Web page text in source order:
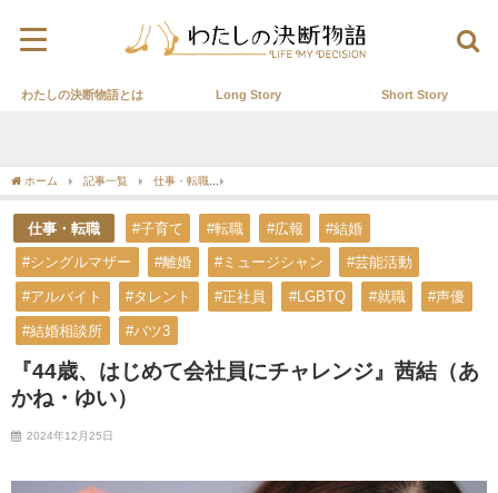
わたしの決断物語とは Long Story Short Story
ホーム 記事一覧 仕事・転職
仕事・転職 #子育て #転職 #広報 #結婚
#シングルマザー #離婚 #ミュージシャン #芸能活動
#アルバイト #タレント #正社員 #LGBTQ #就職 #声優
#結婚相談所 #バツ3
『44歳、はじめて会社員にチャレンジ』茜結（あ
かね・ゆい）
2024年12月25日